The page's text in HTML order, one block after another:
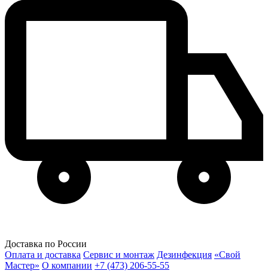
Доставка по России
Оплата и доставка Сервис и монтаж Дезинфекция «Свой
Мастер» О компании +7 (473) 206-55-55